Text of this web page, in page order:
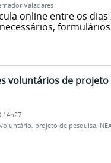
Valadares
online entre os dias
voluntários de projeto
14h27
, projeto de pesquisa,